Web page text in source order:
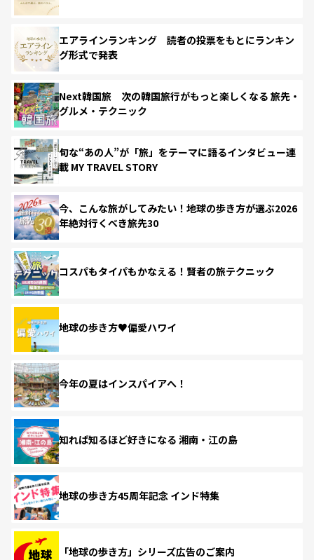
エアラインランキング 読者の投票をもとにランキン
グ形式で発表
Next韓国旅 次の韓国旅行がもっと楽しくなる 旅先・
グルメ・テクニック
旬な“あの人”が「旅」をテーマに語るインタビュー連
載 MY TRAVEL STORY
今、こんな旅がしてみたい！地球の歩き方が選ぶ2026
年絶対行くべき旅先30
コスパもタイパもかなえる！賢者の旅テクニック
地球の歩き方♥偏愛ハワイ
今年の夏はインスパイアへ！
知れば知るほど好きになる 湘南・江の島
地球の歩き方45周年記念 インド特集
「地球の歩き方」シリーズ広告のご案内